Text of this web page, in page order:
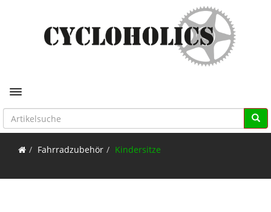
Toggle navigation
Fahrradzubehör Kindersitze